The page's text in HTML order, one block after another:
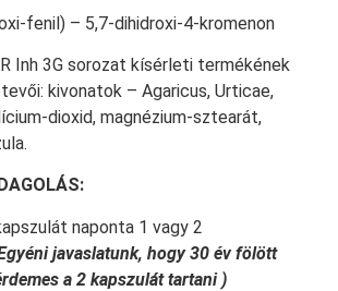
fenil) – 5,7-dihidroxi-4-kromenon
Inh 3G sorozat kísérleti termékének
kivonatok – Agaricus, Urticae,
dioxid, magnézium-sztearát,
naponta 1 vagy 2
javaslatunk, hogy 30 év fölött
a 2 kapszulát tartani )